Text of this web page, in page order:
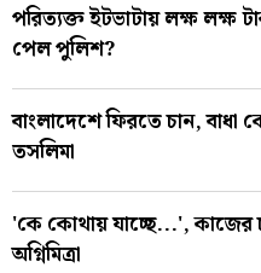
পরিত্যক্ত ইটভাটায় লক্ষ লক্ষ
পেল পুলিশ?
বাংলাদেশে ফিরতে চান, বাধা
তসলিমা
'কে কোথায় যাচ্ছে...', কাজের
অগ্নিমিত্রা